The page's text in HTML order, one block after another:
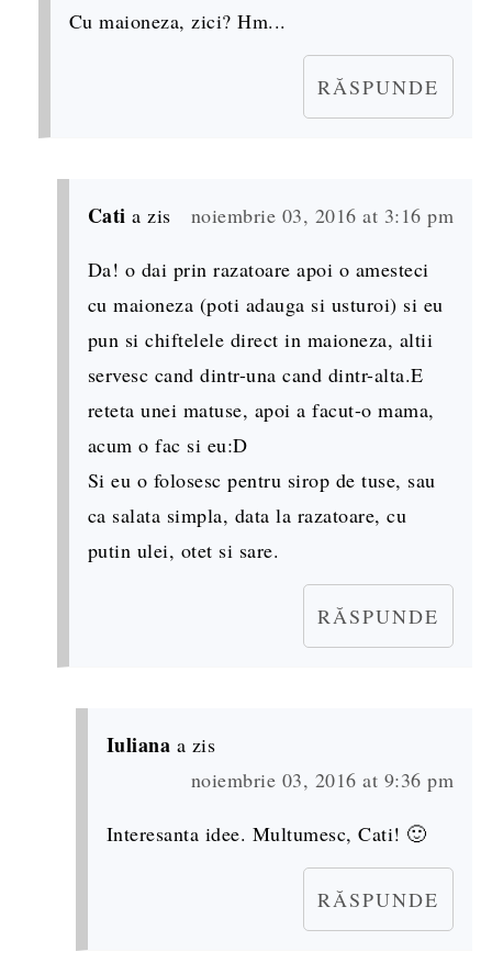
Cu maioneza, zici? Hm...
RĂSPUNDE
Cati a zis noiembrie 03, 2016 at 3:16 pm
Da! o dai prin razatoare apoi o amesteci
cu maioneza (poti adauga si usturoi) si eu
pun si chiftelele direct in maioneza, altii
servesc cand dintr-una cand dintr-alta.E
reteta unei matuse, apoi a facut-o mama,
acum o fac si eu:D
Si eu o folosesc pentru sirop de tuse, sau
ca salata simpla, data la razatoare, cu
putin ulei, otet si sare.
RĂSPUNDE
Iuliana a zis
noiembrie 03, 2016 at 9:36 pm
Interesanta idee. Multumesc, Cati! 🙂
RĂSPUNDE